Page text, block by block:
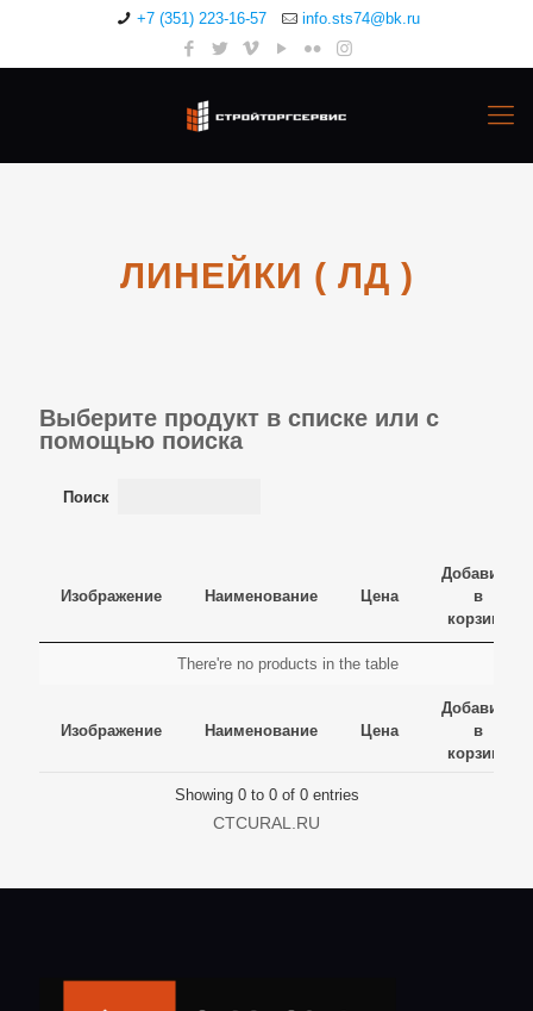
+7 (351) 223-16-57 info.sts74@bk.ru
ЛИНЕЙКИ ( ЛД )
Выберите продукт в списке или с
помощью поиска
Поиск
Изображение Наименование Цена
Добавить
в
корзину
Наименование Цена
корзину
в
корзину
There're no products in the table
Изображение Наименование Цена
Добавить
в
корзину
Showing 0 to 0 of 0 entries
CTCURAL.RU